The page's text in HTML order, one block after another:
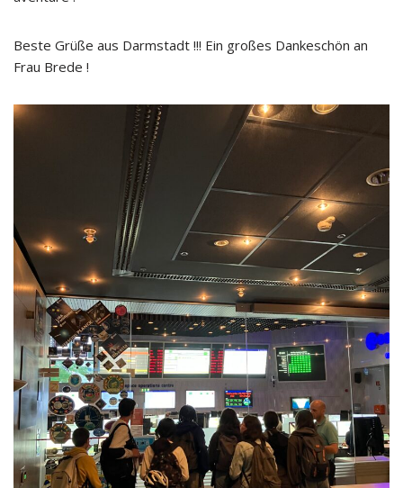
Beste Grüße aus Darmstadt !!! Ein großes Dankeschön an
Frau Brede !